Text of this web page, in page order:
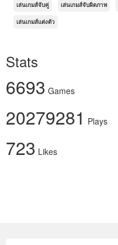
เล่นเกมส์จับคู่ เล่นเกมส์จับผิดภาพ
เล่นเกมส์แต่งตัว
Stats
6693 Games
20279281 Plays
723 Likes